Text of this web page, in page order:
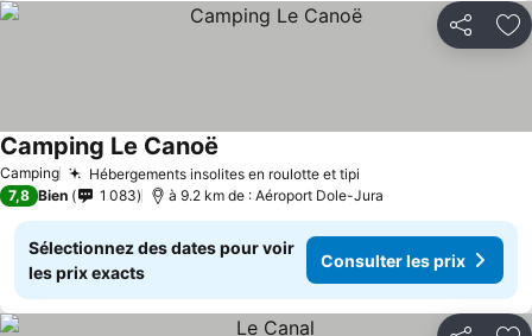
Partager
Camping Hébergements insolites en roulotte et tipi
Camping Le Canoë
7,8 Bien 1 083 à 9.2 km de : Aéroport Dole-Jura
Sélectionnez des dates pour voir
les prix exacts
Consulter les prix